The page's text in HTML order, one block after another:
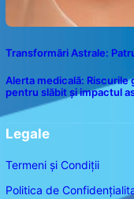
Transformări Astrale:
Alerta medicală: Riscurile
pentru slăbit și impactul
Legale
Termeni și Condiții
Politica de